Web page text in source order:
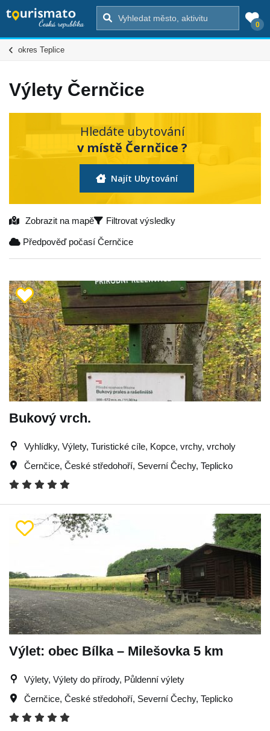
0
okres Teplice
Výlety Černčice
Hledáte ubytování
v místě Černčice ?
Najít Ubytování
Zobrazit na mapě Filtrovat výsledky
Předpověď počasí Černčice
Bukový vrch.
Vyhlídky, Výlety, Turistické cíle, Kopce, vrchy, vrcholy
Černčice, České středohoří, Severní Čechy, Teplicko
Výlet: obec Bílka – Milešovka 5 km
Výlety, Výlety do přírody, Půldenní výlety
Černčice, České středohoří, Severní Čechy, Teplicko